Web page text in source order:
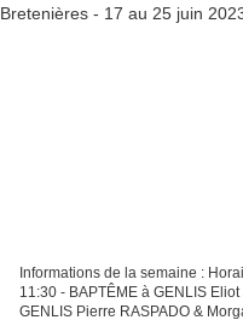
Informations de la semaine :
11:30 - BAPTÊME à GENLIS
GENLIS Pierre RASPADO &